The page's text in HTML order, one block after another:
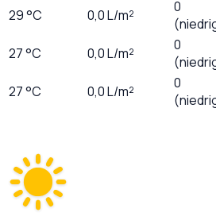
29°C 0,0L/m²
0
27°C 0,0L/m²
0
27°C 0,0L/m²
0